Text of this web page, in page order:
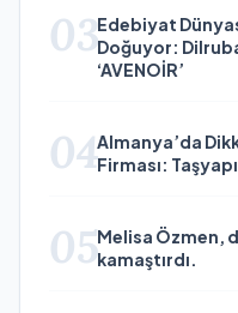
03Edebiyat
Doğuyor:
‘AVENOİR’
04Almanya’da
Firması: Taşyapı
05Melisa Özmen,
kamaştırdı.